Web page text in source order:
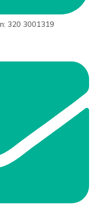
320 3001319